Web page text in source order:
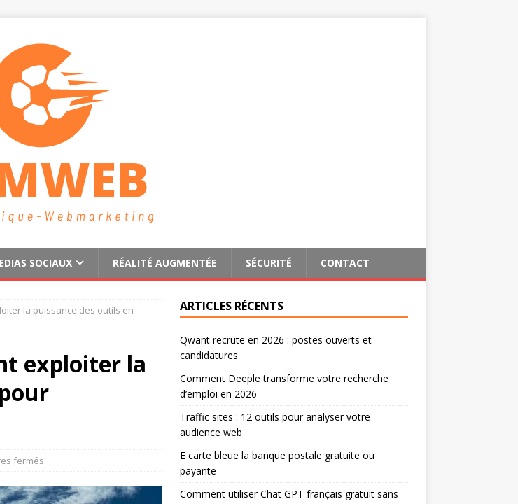
SOCIAUX RÉALITÉ AUGMENTÉE SÉCURITÉ CONTACT
la puissance des outils en
exploiter la
fermés
ARTICLES RÉCENTS
Qwant recrute en 2026 : postes ouverts et
candidatures
Comment Deeple transforme votre recherche
d’emploi en 2026
Traffic sites : 12 outils pour analyser votre
audience web
E carte bleue la banque postale gratuite ou
payante
Comment utiliser Chat GPT français gratuit sans